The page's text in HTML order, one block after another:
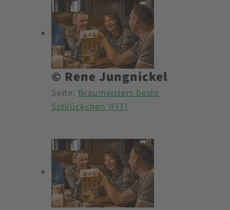
© Rene Jungnickel
Seite: Braumeisters beste
Schlückchen (FIT)